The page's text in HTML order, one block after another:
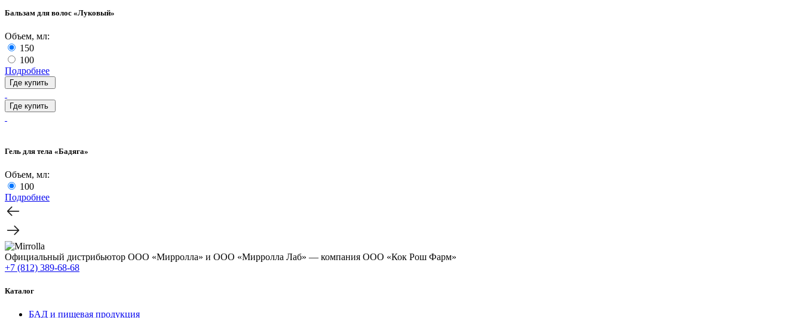
Бальзам для волос «Луковый»
Объем, мл:
150
100
Подробнее
Где купить
Где купить
Гель для тела «Бадяга»
Объем, мл:
100
Подробнее
Официальный дистрибьютор ООО «Мирролла» и ООО «Мирролла Лаб» — компания ООО «Кок Рош Фарм»
+7 (812) 389-68-68
Каталог
БАД и пищевая продукция